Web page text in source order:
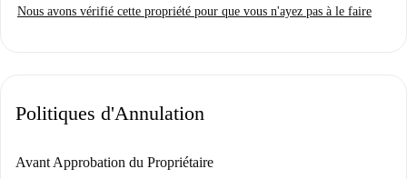
Nous avons vérifié cette propriété pour que vous n'ayez pas à le faire
Politiques d'Annulation
Avant Approbation du Propriétaire